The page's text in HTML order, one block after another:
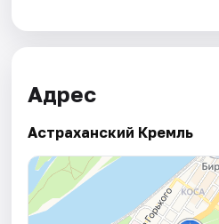
Адрес
Астраханский Кремль